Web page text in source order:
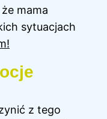
mama
sytuacjach
z tego